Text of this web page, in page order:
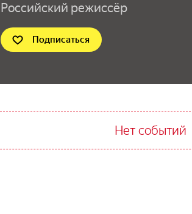
Российский режиссёр
Подписаться
Нет событий